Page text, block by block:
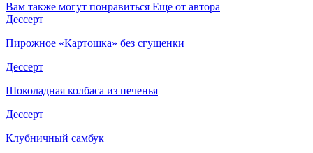
Вам также могут понравиться Еще от автора
Дессерт
Пирожное «Картошка» без сгущенки
Дессерт
Шоколадная колбаса из печенья
Дессерт
Клубничный самбук